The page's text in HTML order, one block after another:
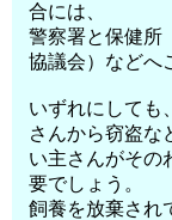
合には、
警察署と保健所
協議会）などへ
いずれにしても
さんから窃盗な
い主さんがその
要でしょう。
飼養を放棄され